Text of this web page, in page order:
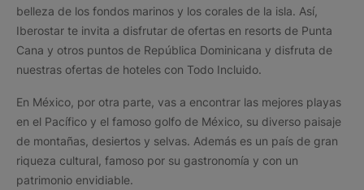
belleza de los fondos marinos y los corales de la isla. Así,
Iberostar te invita a disfrutar de ofertas en resorts de Punta
Cana y otros puntos de República Dominicana y disfruta de
nuestras ofertas de hoteles con Todo Incluido.
En México, por otra parte, vas a encontrar las mejores playas
en el Pacífico y el famoso golfo de México, su diverso paisaje
de montañas, desiertos y selvas. Además es un país de gran
riqueza cultural, famoso por su gastronomía y con un
patrimonio envidiable.